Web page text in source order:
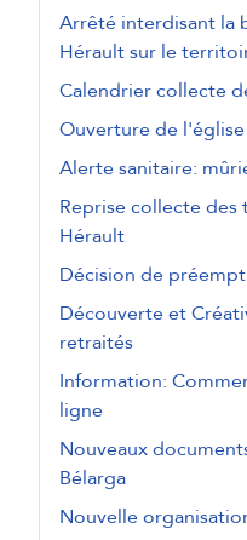
Arrêté interdisant la
Hérault sur le
Calendrier collecte
Ouverture de
Alerte sanitaire:
Reprise collecte des
Hérault
Décision de
Découverte et
retraités
Information:
ligne
Nouveaux
Bélarga
Nouvelle